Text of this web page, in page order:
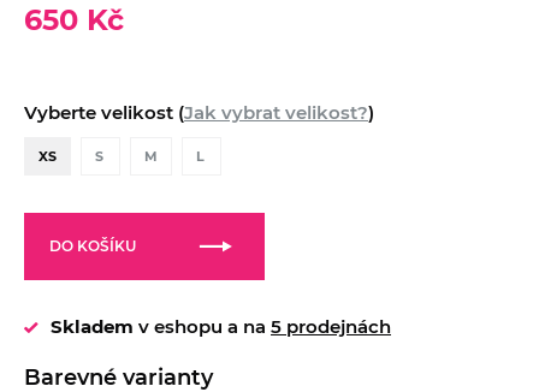
650 Kč
Vyberte velikost (Jak vybrat velikost?)
XS S M L
DO KOŠÍKU
Skladem v eshopu a na 5 prodejnách
Barevné varianty